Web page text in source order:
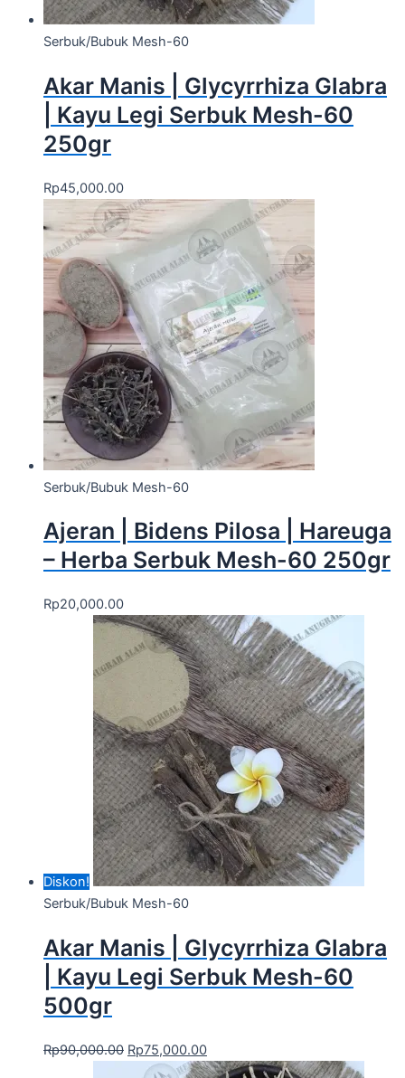
Serbuk/Bubuk Mesh-60
Akar Manis | Glycyrrhiza Glabra
| Kayu Legi Serbuk Mesh-60
250gr
Rp45,000.00
Serbuk/Bubuk Mesh-60
Ajeran | Bidens Pilosa | Hareuga
– Herba Serbuk Mesh-60 250gr
Rp20,000.00
Diskon!
Serbuk/Bubuk Mesh-60
Akar Manis | Glycyrrhiza Glabra
| Kayu Legi Serbuk Mesh-60
500gr
Rp90,000.00 Rp75,000.00